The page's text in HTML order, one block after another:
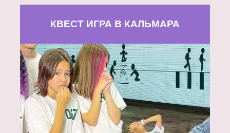
КВЕСТ ИГРА В КАЛЬМАРА